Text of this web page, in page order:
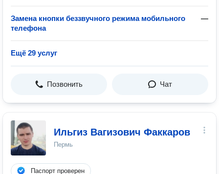
Замена кнопки беззвучного режима мобильного
телефона
—
Ещё 29 услуг
Позвонить Чат
Ильгиз Вагизович Факкаров
Пермь
Паспорт проверен